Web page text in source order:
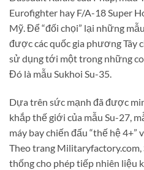
Eurofighter hay F/A-18 Super
Mỹ. Để “đối chọi” lại những
được các quốc gia phương Tây
sử dụng tới một trong những
Đó là mẫu Sukhoi Su-35.
Dựa trên sức mạnh đã được
khắp thế giới của mẫu Su-27,
máy bay chiến đấu “thế hệ
Theo trang
thống cho phép tiếp nhiên liệu